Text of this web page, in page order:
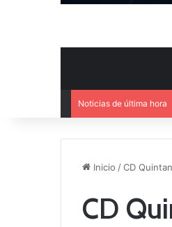
Noticias de última hora
Inicio /CD
CD